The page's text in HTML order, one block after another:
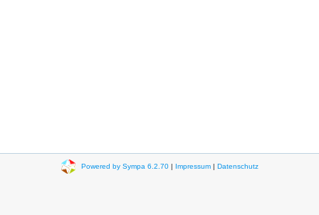
Powered by Sympa 6.2.70| Impressum| Datenschutz